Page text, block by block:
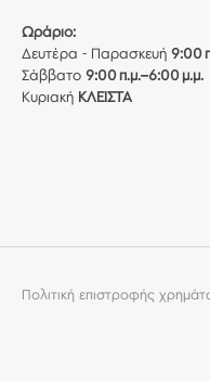
Ωράριο:
Δευτέρα - Παρασκευή 9:00
Σάββατο 9:00 π.μ.–6:00 μ.μ.
Κυριακή ΚΛΕΙΣΤΑ
Πολιτική επιστροφής